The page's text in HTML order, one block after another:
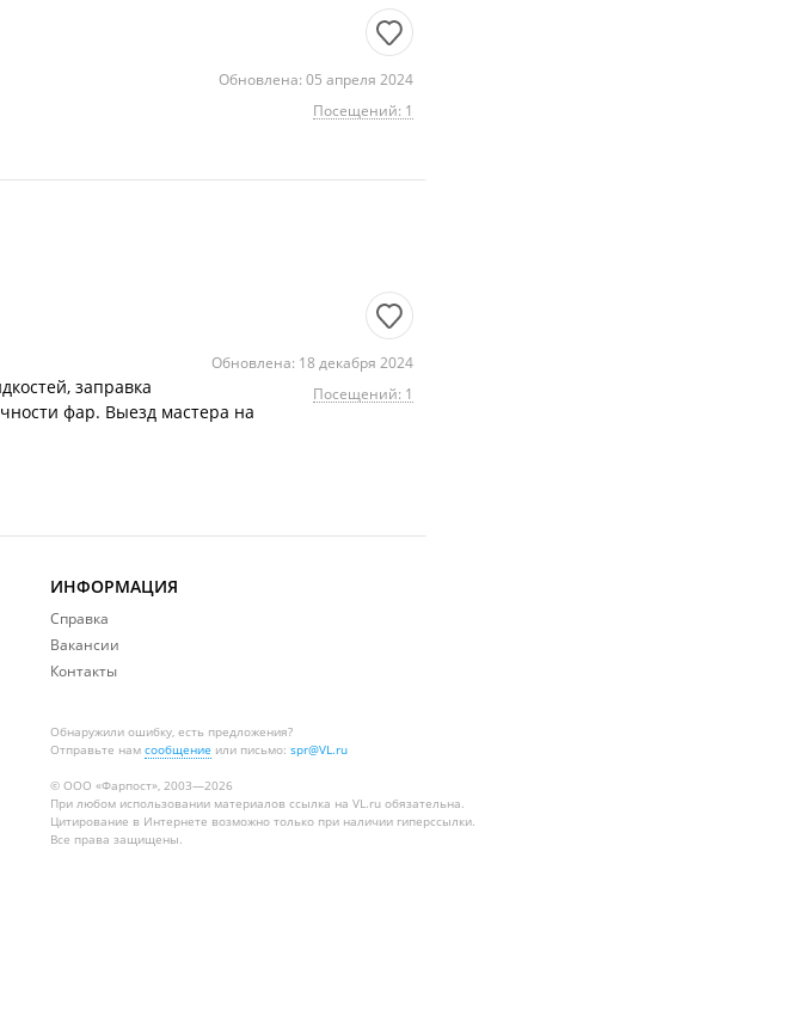
Обновлена: 05 апреля 2024
Посещений: 1
Обновлена: 18 декабря 2024
Посещений: 1
заправка
фар. Выезд мастера на
ИНФОРМАЦИЯ
Справка
Вакансии
Контакты
Обнаружили ошибку, есть предложения?
Отправьте нам сообщение или письмо: spr@VL.ru
© ООО «Фарпост», 2003—2026
При любом использовании материалов ссылка на VL.ru обязательна.
Цитирование в Интернете возможно только при наличии гиперссылки.
Все права защищены.